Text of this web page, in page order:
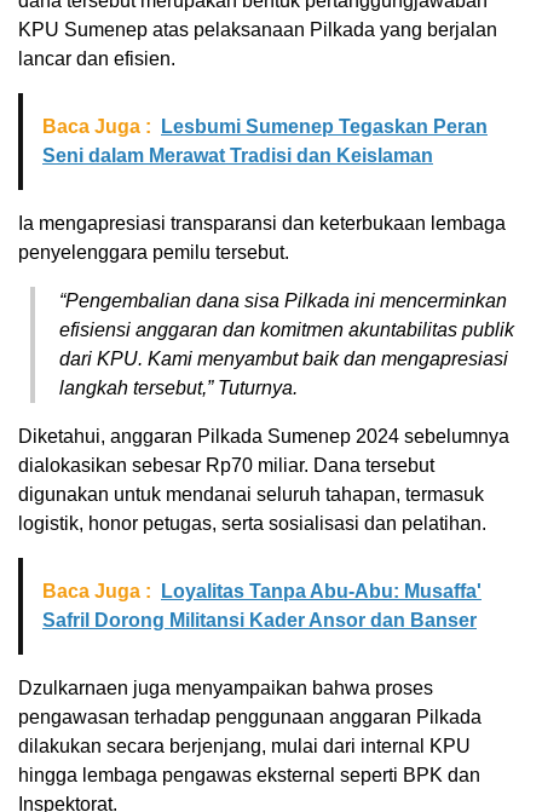
KPU Sumenep atas pelaksanaan Pilkada yang berjalan
lancar dan efisien.
Baca Juga :
Lesbumi Sumenep Tegaskan Peran
Seni dalam Merawat Tradisi dan Keislaman
Ia mengapresiasi transparansi dan keterbukaan lembaga
penyelenggara pemilu tersebut.
“Pengembalian dana sisa Pilkada ini mencerminkan
efisiensi anggaran dan komitmen akuntabilitas publik
dari KPU. Kami menyambut baik dan mengapresiasi
langkah tersebut,” Tuturnya.
Diketahui, anggaran Pilkada Sumenep 2024 sebelumnya
dialokasikan sebesar Rp70 miliar. Dana tersebut
digunakan untuk mendanai seluruh tahapan, termasuk
logistik, honor petugas, serta sosialisasi dan pelatihan.
Baca Juga :
Loyalitas Tanpa Abu-Abu: Musaffa'
Safril Dorong Militansi Kader Ansor dan Banser
Dzulkarnaen juga menyampaikan bahwa proses
pengawasan terhadap penggunaan anggaran Pilkada
dilakukan secara berjenjang, mulai dari internal KPU
hingga lembaga pengawas eksternal seperti BPK dan
Inspektorat.